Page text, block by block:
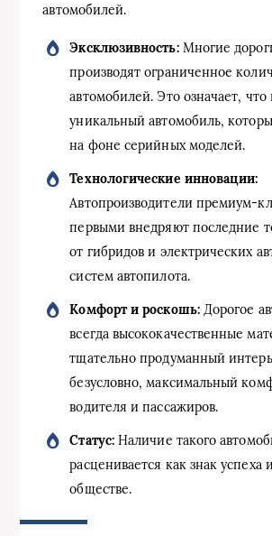
автомобилей.
Эксклюзивность:Многие
производят ограниченное
автомобилей. Это означает, что
уникальный автомобиль,
на фоне серийных моделей.
Технологические инновации:
Автопроизводители премиум-
первыми внедряют последние
от гибридов и электрических
систем автопилота.
Комфорт и роскошь:Дорогое
всегда высококачественные
тщательно продуманный
безусловно, максимальный
водителя и пассажиров.
Статус:Наличие такого
расценивается как знак успеха
обществе.